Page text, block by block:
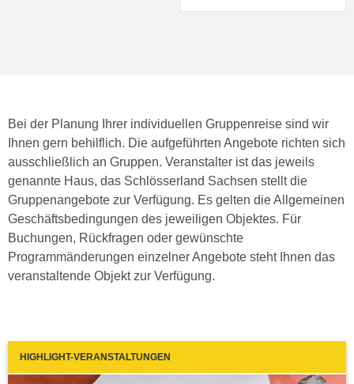
Bei der Planung Ihrer individuellen Gruppenreise sind wir
Ihnen gern behilflich. Die aufgeführten Angebote richten sich
ausschließlich an Gruppen. Veranstalter ist das jeweils
genannte Haus, das Schlösserland Sachsen stellt die
Gruppenangebote zur Verfügung. Es gelten die Allgemeinen
Geschäftsbedingungen des jeweiligen Objektes. Für
Buchungen, Rückfragen oder gewünschte
Programmänderungen einzelner Angebote steht Ihnen das
veranstaltende Objekt zur Verfügung.
HIGHLIGHT-VERANSTALTUNGEN